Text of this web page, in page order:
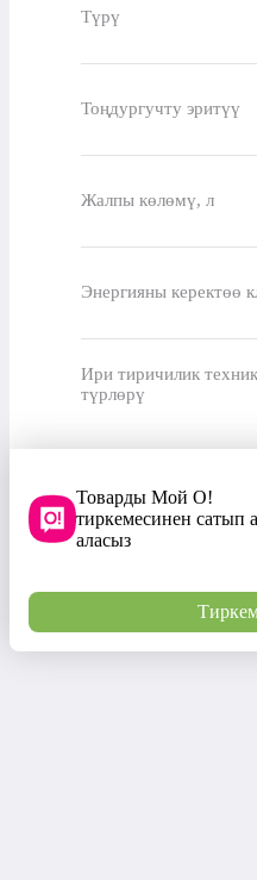
Түрү
Тоңдургучту эритүү
Жалпы көлөмү, л
Энергияны керектөө
Ири тиричилик
түрлөрү
Товарды Мой О!
тиркемесинен сатып
аласыз